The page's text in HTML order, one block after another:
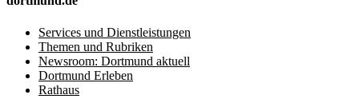
Services und Dienstleistungen
Themen und Rubriken
Newsroom: Dortmund aktuell
Dortmund Erleben
Rathaus